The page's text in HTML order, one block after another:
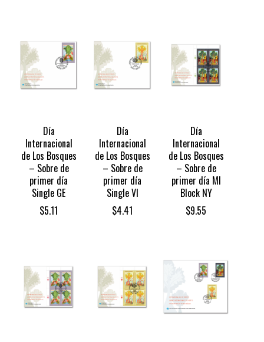
Día
Internacional
de Los Bosques
– Sobre de
primer día
Single GE
$5.11
Día
Internacional
de Los Bosques
– Sobre de
primer día
Single VI
$4.41
Día
Internacional
de Los Bosques
– Sobre de
primer día MI
Block NY
$9.55